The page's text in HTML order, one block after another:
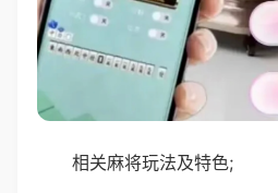
相关麻将玩法及特色;